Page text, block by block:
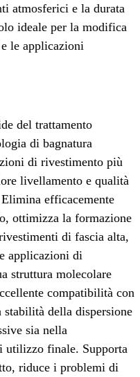
atmosferici e la durata
ideale per la modifica
le applicazioni
del trattamento
di bagnatura
di rivestimento più
livellamento e qualità
efficacemente
ottimizza la formazione
di fascia alta,
applicazioni di
struttura molecolare
compatibilità con
della dispersione
sia nella
utilizzo finale. Supporta
riduce i problemi di